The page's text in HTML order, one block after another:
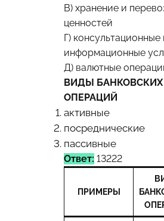
В) хранение и
ценностей
Г) консультационные
информационные
Д) валютные
ВИДЫ БАНКОВСКИХ
ОПЕРАЦИЙ
активные
посреднические
пассивные
Ответ: 13222
ПРИМЕРЫ